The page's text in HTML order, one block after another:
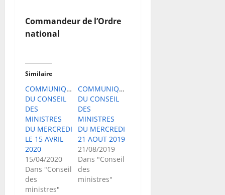
Commandeur de l’Ordre
national
Similaire
COMMUNIQUE
DU CONSEIL
DES
MINISTRES
DU MERCREDI
LE 15 AVRIL
2020
15/04/2020
Dans "Conseil
des
ministres"
COMMUNIQUE
DU CONSEIL
DES
MINISTRES
DU MERCREDI
21 AOUT 2019
21/08/2019
Dans "Conseil
des
ministres"